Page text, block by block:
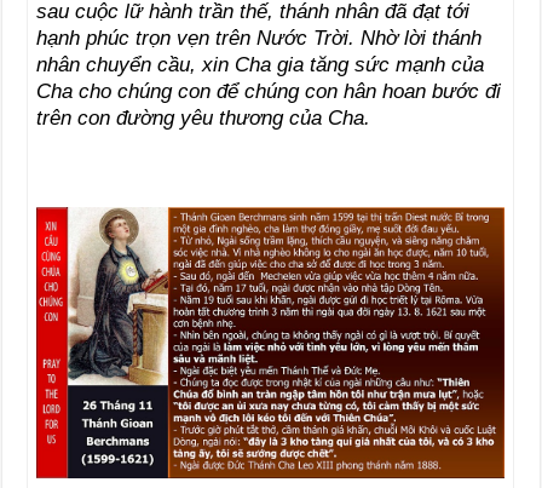
sau cuộc lữ hành trần thế, thánh nhân đã đạt tới
hạnh phúc trọn vẹn trên Nước Trời. Nhờ lời thánh
nhân chuyển cầu, xin Cha gia tăng sức mạnh của
Cha cho chúng con để chúng con hân hoan bước đi
trên con đường yêu thương của Cha.